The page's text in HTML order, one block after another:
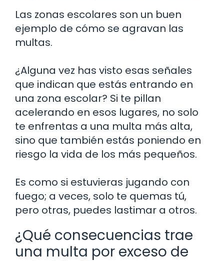
Las zonas escolares son un buen
ejemplo de cómo se agravan las
multas.
¿Alguna vez has visto esas señales
que indican que estás entrando en
una zona escolar? Si te pillan
acelerando en esos lugares, no solo
te enfrentas a una multa más alta,
sino que también estás poniendo en
riesgo la vida de los más pequeños.
Es como si estuvieras jugando con
fuego; a veces, solo te quemas tú,
pero otras, puedes lastimar a otros.
¿Qué consecuencias trae
una multa por exceso de